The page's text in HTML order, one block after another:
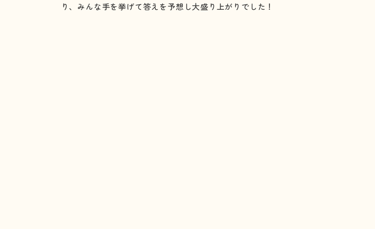
り、みんな手を挙げて答えを予想し大盛り上がりでした！